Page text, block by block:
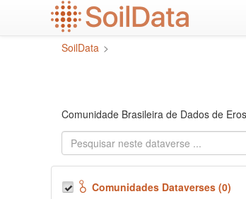
SoilData >
Comunidade Brasileira de Dados de
Comunidades Dataverses (0)